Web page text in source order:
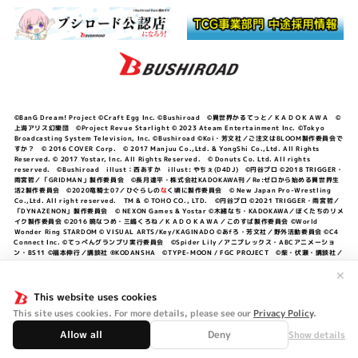
This website uses cookies
This site uses cookies. For more details, please see our Privacy Policy.
Allow all Deny Show details
✕
©BanG Dream! Project ©Craft Egg Inc. ©Bushiroad ©異世界かるてっと／ＫＡＤＯＫＡＷＡ ©
上海アリス幻樂団 ©Project Revue Starlight © 2023 Ateam Entertainment Inc. ©Tokyo
Broadcasting System Television, Inc. ©Bushiroad ©Koi・芳文社／ご注文はBLOOM製作委員会で
すか？ © 2016 COVER Corp. © 2017 Manjuu Co.,Ltd. & YongShi Co.,Ltd. All Rights
Reserved. © 2017 Yostar, Inc. All Rights Reserved. © Donuts Co. Ltd. All rights
reserved. ©Bushiroad illust：西あすか illust: やちぇ(D4DJ) ©円谷プロ ©2018 TRIGGER・
雨宮哲／「GRIDMAN」製作委員会 ©長月達平・株式会社KADOKAWA刊／Re:ゼロから始める異世界生
活2製作委員会 ©2020竜騎士07／ひぐらしのなく頃に製作委員会 © New Japan Pro-Wrestling
Co.,Ltd. All right reserved. TM & © TOHO CO., LTD. ©円谷プロ ©2021 TRIGGER・雨宮哲／
「DYNAZENON」製作委員会 © NEXON Games & Yostar ©木緒なち・KADOKAWA／ぼくたちのリメ
イク製作委員会 ©2016 暁なつめ・三嶋くろね／ＫＡＤＯＫＡＷＡ／このすば製作委員会 ©World
Wonder Ring STARDOM © VISUAL ARTS/Key/KAGINADO ©あfろ・芳文社／野外活動委員会 ©C4
Connect Inc. ©てっぺんグランプリ実行委員会 ©Spider Lily／アニプレックス・ABCアニメーショ
ン・BS11 ©福本伸行／講談社 ®KODANSHA ©TYPE-MOON / FGC PROJECT ©柴・伏瀬・講談社／
©中村力斗・野澤ゆき子／集英社・君のことが大大大大大好きな製作委員会 ©IIS-P／ぽんのみち製作委
員会 ©円谷プロ ©2023 TRIGGER・雨宮哲／「劇場版グリッドマンユニバース」製作委員会 © NEXON
Games／アビドス商店街 ©プロジェクトラブライブ！蓮ノ空女学院スクールアイドルクラブ ©「勇気爆
発バーンブレイバーン」製作委員会